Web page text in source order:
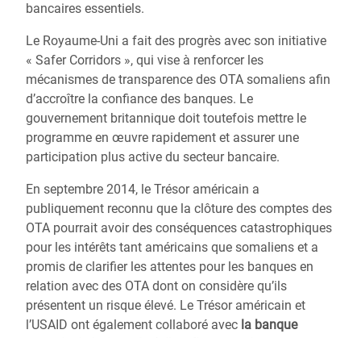
bancaires essentiels.
Le Royaume-Uni a fait des progrès avec son initiative
« Safer Corridors », qui vise à renforcer les
mécanismes de transparence des OTA somaliens afin
d’accroître la confiance des banques. Le
gouvernement britannique doit toutefois mettre le
programme en œuvre rapidement et assurer une
participation plus active du secteur bancaire.
En septembre 2014, le Trésor américain a
publiquement reconnu que la clôture des comptes des
OTA pourrait avoir des conséquences catastrophiques
pour les intérêts tant américains que somaliens et a
promis de clarifier les attentes pour les banques en
relation avec des OTA dont on considère qu’ils
présentent un risque élevé. Le Trésor américain et
l’USAID ont également collaboré avec la banque